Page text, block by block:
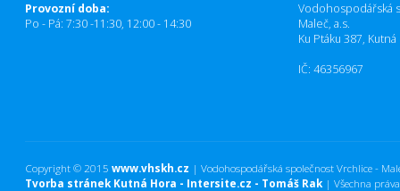
Provozní doba:
Po - Pá: 7:30 -11:30, 12:00 - 14:30
Vodohospodářská
Maleč, a.s.
Ku Ptáku 387,
IČ: 46356967
Copyright © 2015 www.vhskh.cz | Vodohospodářská společnost Vrchlice -
Tvorba stránek Kutná Hora - Intersite.cz - Tomáš Rak | Všechna